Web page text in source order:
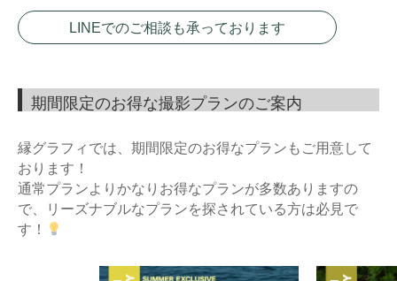
LINEでのご相談も承っております
期間限定のお得な撮影プランのご案内
縁グラフィでは、期間限定のお得なプランもご用意して
おります！
通常プランよりかなりお得なプランが多数ありますの
で、リーズナブルなプランを探されている方は必見で
す！